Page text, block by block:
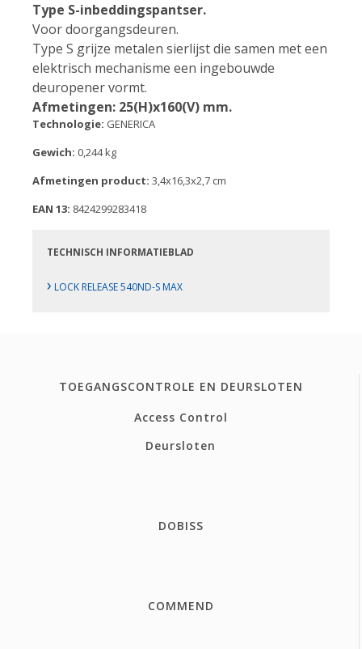
Type S-inbeddingspantser.
Voor doorgangsdeuren.
Type S grijze metalen sierlijst die samen met een
elektrisch mechanisme een ingebouwde
deuropener vormt.
Afmetingen: 25(H)x160(V) mm.
Technologie: GENERICA
Gewich: 0,244 kg
Afmetingen product: 3,4x16,3x2,7 cm
EAN 13: 8424299283418
TECHNISCH INFORMATIEBLAD
› LOCK RELEASE 540ND-S MAX
TOEGANGSCONTROLE EN DEURSLOTEN
Access Control
Deursloten
DOBISS
COMMEND